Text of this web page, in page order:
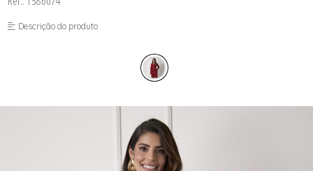
LONGO-AGOSTO I-
MACAC-AGOSTO I-
Descrição do produto